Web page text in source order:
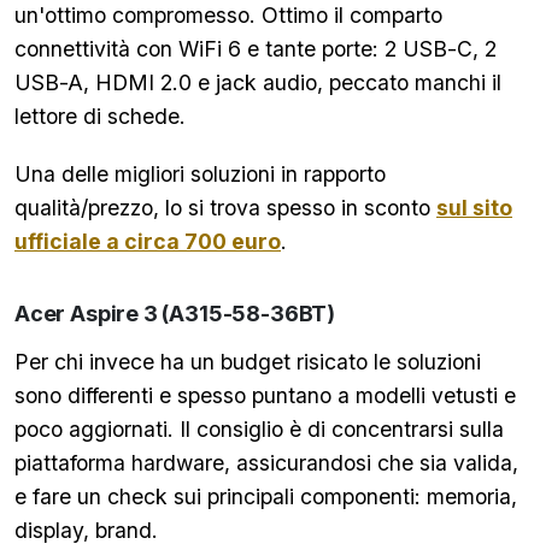
un'ottimo compromesso. Ottimo il comparto
connettività con WiFi 6 e tante porte: 2 USB-C, 2
USB-A, HDMI 2.0 e jack audio, peccato manchi il
lettore di schede.
Una delle migliori soluzioni in rapporto
qualità/prezzo, lo si trova spesso in sconto sul sito
ufficiale a circa 700 euro.
Acer Aspire 3 (A315-58-36BT)
Per chi invece ha un budget risicato le soluzioni
sono differenti e spesso puntano a modelli vetusti e
poco aggiornati. Il consiglio è di concentrarsi sulla
piattaforma hardware, assicurandosi che sia valida,
e fare un check sui principali componenti: memoria,
display, brand.